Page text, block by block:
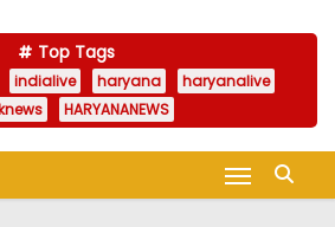
Top Tags
indialive haryana
haryanalive
HARYANANEWS